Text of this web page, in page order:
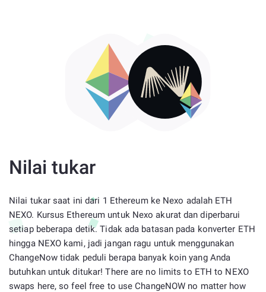
Nilai tukar
Nilai tukar saat ini dari 1 Ethereum ke Nexo adalah ETH
NEXO. Kursus Ethereum untuk Nexo akurat dan diperbarui
setiap beberapa detik. Tidak ada batasan pada konverter ETH
hingga NEXO kami, jadi jangan ragu untuk menggunakan
ChangeNow tidak peduli berapa banyak koin yang Anda
butuhkan untuk ditukar! There are no limits to ETH to NEXO
swaps here, so feel free to use ChangeNOW no matter how